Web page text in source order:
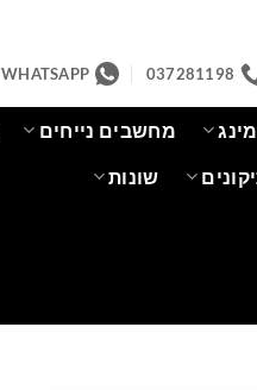
037281198
WHATSAPP
מחשבים נייחים
שונות